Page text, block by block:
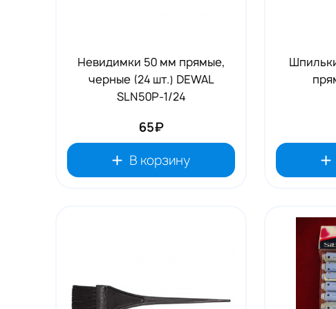
Невидимки 50 мм прямые,
черные (24 шт.) DEWAL
SLN50P-1/24
65₽
В корзину